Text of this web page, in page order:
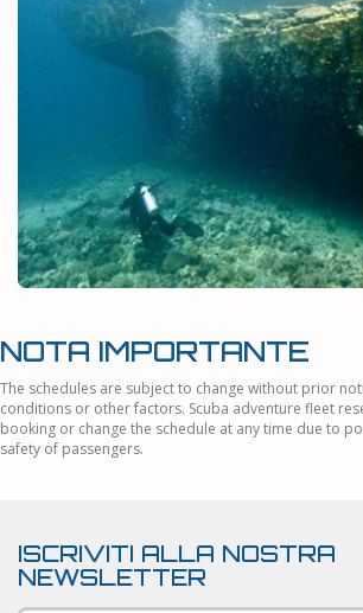
NOTA IMPORTANTE
The schedules are subject to change without prior
conditions or other factors. Scuba adventure fleet
booking or change the schedule at any time due to
safety of passengers.
ISCRIVITI ALLA NOSTRA
NEWSLETTER